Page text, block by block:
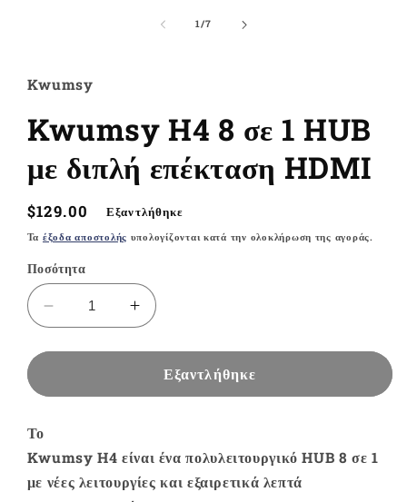
1/από
7
Kwumsy
Kwumsy H4 8 σε 1 HUB
με διπλή επέκταση HDMI
Κανονική
τιμή
$129.00 Εξαντλήθηκε
Τα έξοδα αποστολής υπολογίζονται κατά την ολοκλήρωση της αγοράς.
Ποσότητα
Μείωση
ποσότητας
για
H4
1
HUB
με
Αύξηση
ποσότητας
για
Kwumsy
H4
1
HUB
με
Εξαντλήθηκε
Το
Kwumsy H4 είναι ένα πολυλειτουργικό HUB 8 σε 1
με νέες λειτουργίες και εξαιρετικά λεπτά